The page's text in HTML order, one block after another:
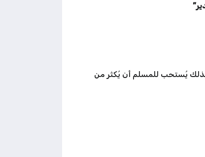
لذلك يُستحب للمسلم أن يُكثر من